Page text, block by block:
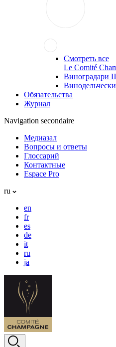
Смотреть все
Le Comité
Виноградари
Обязательства
Журнал
Navigation secondaire
Медиазал
Вопросы и ответы
Глоссарий
Контактные
Espace Pro
ru
en
fr
es
de
it
ru
ja